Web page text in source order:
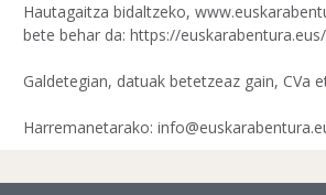
Hautagaitza bidaltzeko,
bete behar da: https://
Galdetegian, datuak betetzeaz gain, CVa
Harremanetarako: